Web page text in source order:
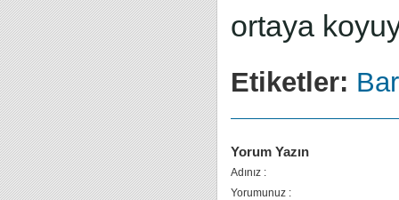
ortaya
Etiketler:
Yorum Yazın
Adınız :
Yorumunuz :